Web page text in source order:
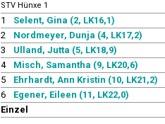
STV Hünxe 1
1
Selent, Gina (2, LK16,1)
2
Nordmeyer, Dunja (4, LK17,2)
3
Ulland, Jutta (5, LK18,9)
4
Misch, Samantha (9, LK20,6)
5
Ehrhardt, Ann Kristin (10, LK21,2)
6
Egener, Eileen (11, LK22,0)
Einzel